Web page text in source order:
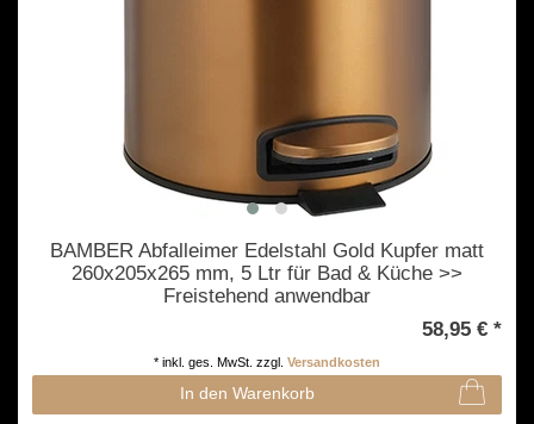
BAMBER Abfalleimer Edelstahl Gold Kupfer matt
260x205x265 mm, 5 Ltr für Bad & Küche >>
Freistehend anwendbar
58,95 € *
In den Warenkorb
* inkl. ges. MwSt. zzgl. Versandkosten